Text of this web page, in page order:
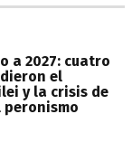
a 2027: cuatro
el
y la crisis de
peronismo